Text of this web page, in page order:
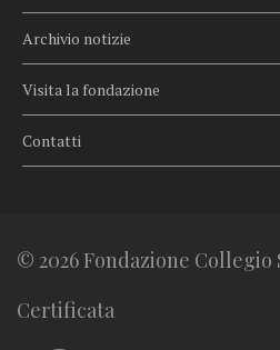
Archivio notizie
Visita la fondazione
Contatti
© 2026 Fondazione Collegio
Certificata